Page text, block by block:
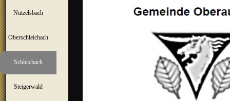
Nützelsbach
Oberschleichach
Schleichach
Steigerwald